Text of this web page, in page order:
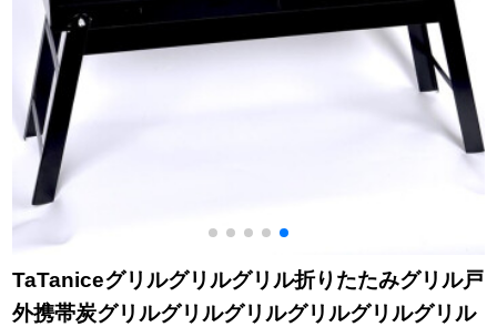
TaTaniceグリルグリルグリル折りたたみグリル戸
外携帯炭グリルグリルグリルグリルグリルグリル